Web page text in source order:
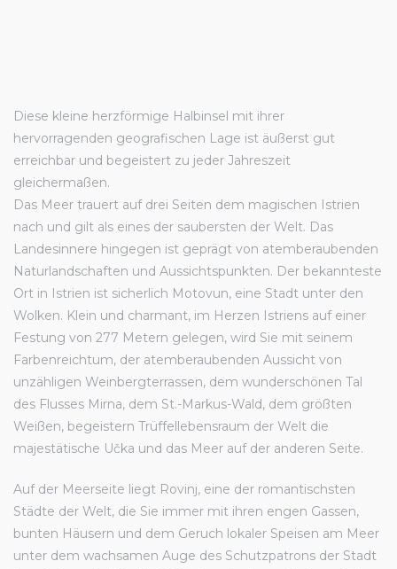
Diese kleine herzförmige Halbinsel mit ihrer
hervorragenden geografischen Lage ist äußerst gut
erreichbar und begeistert zu jeder Jahreszeit
gleichermaßen.
Das Meer trauert auf drei Seiten dem magischen Istrien
nach und gilt als eines der saubersten der Welt. Das
Landesinnere hingegen ist geprägt von atemberaubenden
Naturlandschaften und Aussichtspunkten. Der bekannteste
Ort in Istrien ist sicherlich Motovun, eine Stadt unter den
Wolken. Klein und charmant, im Herzen Istriens auf einer
Festung von 277 Metern gelegen, wird Sie mit seinem
Farbenreichtum, der atemberaubenden Aussicht von
unzähligen Weinbergterrassen, dem wunderschönen Tal
des Flusses Mirna, dem St.-Markus-Wald, dem größten
Weißen, begeistern Trüffellebensraum der Welt die
majestätische Učka und das Meer auf der anderen Seite.
Auf der Meerseite liegt Rovinj, eine der romantischsten
Städte der Welt, die Sie immer mit ihren engen Gassen,
bunten Häusern und dem Geruch lokaler Speisen am Meer
unter dem wachsamen Auge des Schutzpatrons der Stadt